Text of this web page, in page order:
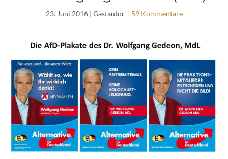
23. Juni 2016| Gastautor 59 Kommentare